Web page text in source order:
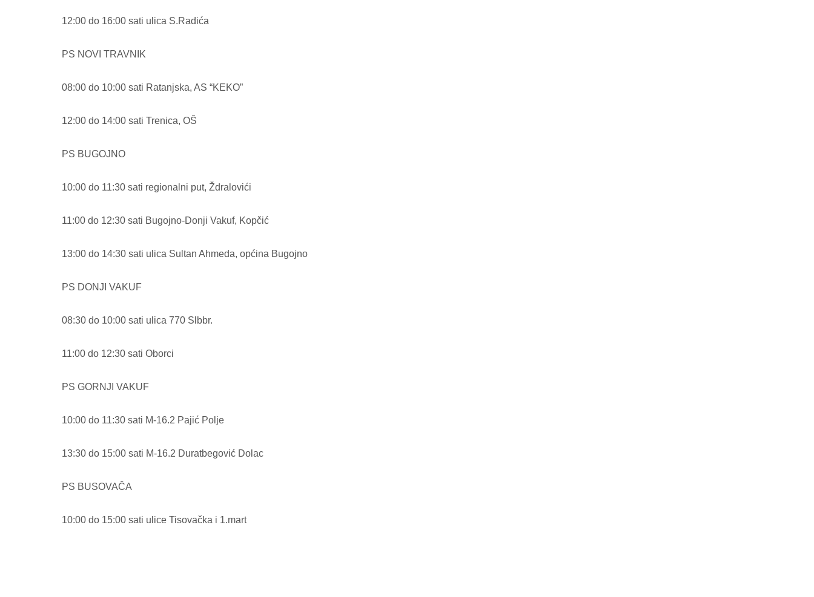
12:00 do 16:00 sati ulica S.Radića
PS NOVI TRAVNIK
08:00 do 10:00 sati Ratanjska, AS “KEKO”
12:00 do 14:00 sati Trenica, OŠ
PS BUGOJNO
10:00 do 11:30 sati regionalni put, Ždralovići
11:00 do 12:30 sati Bugojno-Donji Vakuf, Kopčić
13:00 do 14:30 sati ulica Sultan Ahmeda, općina Bugojno
PS DONJI VAKUF
08:30 do 10:00 sati ulica 770 Slbbr.
11:00 do 12:30 sati Oborci
PS GORNJI VAKUF
10:00 do 11:30 sati M-16.2 Pajić Polje
13:30 do 15:00 sati M-16.2 Duratbegović Dolac
PS BUSOVAČA
10:00 do 15:00 sati ulice Tisovačka i 1.mart